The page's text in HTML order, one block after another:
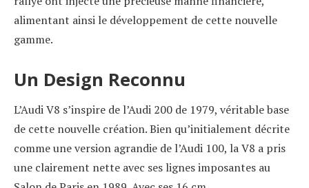
alimentant ainsi le développement de cette nouvelle
gamme.
Un Design Reconnu
L’Audi V8 s’inspire de l’Audi 200 de 1979, véritable base
de cette nouvelle création. Bien qu’initialement décrite
comme une version agrandie de l’Audi 100, la V8 a pris
une clairement nette avec ses lignes imposantes au